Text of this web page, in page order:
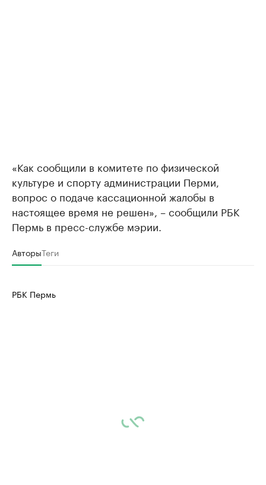
«Как сообщили в комитете по физической
культуре и спорту администрации Перми,
вопрос о подаче кассационной жалобы в
настоящее время не решен», – сообщили РБК
Пермь в пресс-службе мэрии.
АвторыТеги
РБК Пермь